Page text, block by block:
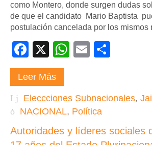
como Montero, donde surgen dudas
de que el candidato Mario Baptista
postulación cancelada por los mismos
Facebook
X WhatsApp
Email
Leer Más
Eleccciones Subnacionales,
NACIONAL, Política
Autoridades y líderes sociales